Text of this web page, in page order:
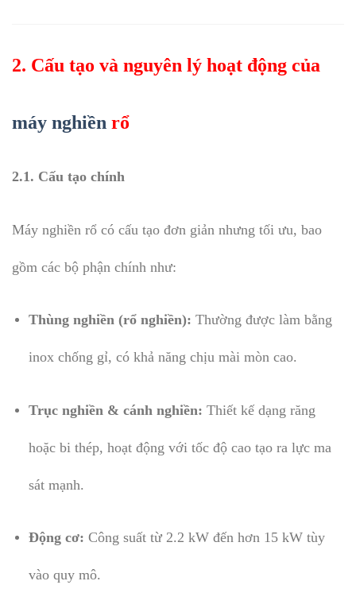
2. Cấu tạo và nguyên lý hoạt động của
máy nghiền rổ
2.1. Cấu tạo chính
Máy nghiền rổ có cấu tạo đơn giản nhưng tối ưu, bao
gồm các bộ phận chính như:
Thùng nghiền (rổ nghiền): Thường được làm bằng
inox chống gỉ, có khả năng chịu mài mòn cao.
Trục nghiền & cánh nghiền: Thiết kế dạng răng
hoặc bi thép, hoạt động với tốc độ cao tạo ra lực ma
sát mạnh.
Động cơ: Công suất từ 2.2 kW đến hơn 15 kW tùy
vào quy mô.